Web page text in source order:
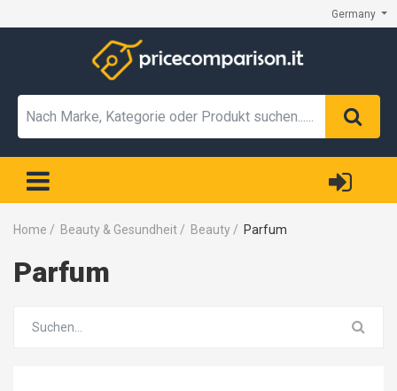
Germany
Home / Beauty & Gesundheit / Beauty / Parfum
Parfum